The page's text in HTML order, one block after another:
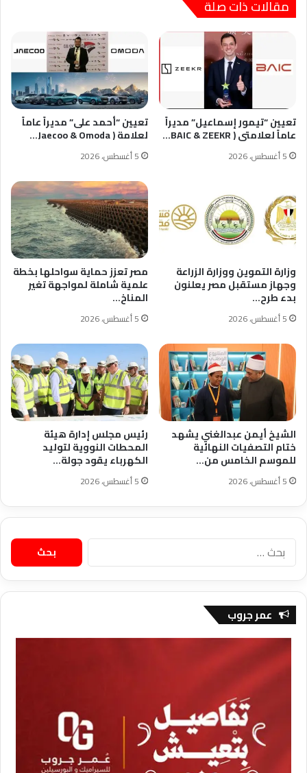
مقالات ذات صلة
تعيين “تيمور إسماعيل” مديراً
عاماً لعلامتى ( BAIC & ZEEKR…
5 أغسطس، 2026
تعيين “أحمد على” مديراً عاماً
لعلامة ( Jaecoo & Omoda…
5 أغسطس، 2026
وزارة التموين ووزارة الزراعة
وجهاز مستقبل مصر يعلنون
بدء طرح…
5 أغسطس، 2026
مصر تعزز حماية سواحلها بخطة
علمية شاملة لمواجهة تغير
المناخ…
5 أغسطس، 2026
الشيخ أيمن عبدالغني يشهد
ختام التصفيات النهائية
للموسم الخامس من…
5 أغسطس، 2026
رئيس مجلس إدارة هيئة
المحطات النووية لتوليد
الكهرباء يقود جولة…
5 أغسطس، 2026
البحث
عن:
عمر جروب